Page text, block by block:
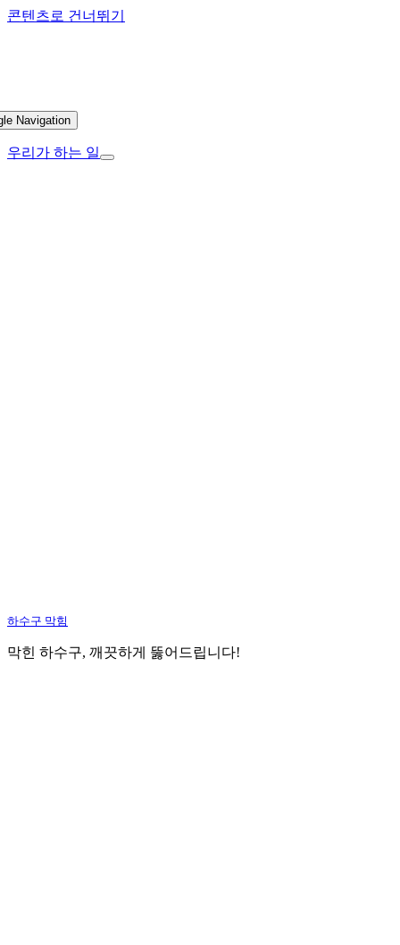
콘텐츠로 건너뛰기
Navigation
우리가 하는 일
하수구 막힘
막힌 하수구, 깨끗하게 뚫어드립니다!